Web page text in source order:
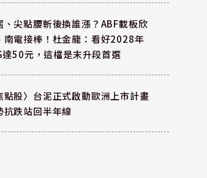
、尖點腰斬後換誰漲？ABF載板欣
南電接棒！杜金龍：看好2028年
達50元，這檔是末升段首選
點股〉台泥正式啟動歐洲上市計畫
抗跌站回半年線